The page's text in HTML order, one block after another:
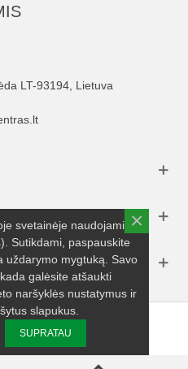
LT-93194, Lietuva
visos teisės saugomos.
svetainėje naudojami
Sutikdami, paspauskite
uždarymo mygtuką. Savo
galėsite atšaukti
naršyklės nustatymus ir
slapukus.
SUPRATAU
×